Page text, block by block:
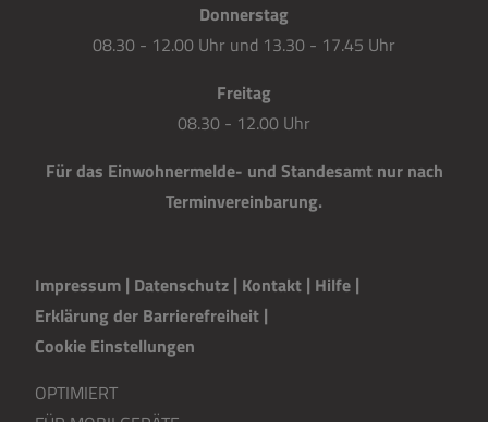
Donnerstag
08.30 - 12.00 Uhr und 13.30 - 17.45 Uhr
Freitag
08.30 - 12.00 Uhr
Für das Einwohnermelde- und Standesamt nur nach
Terminvereinbarung.
Impressum | Datenschutz | Kontakt | Hilfe |
Erklärung der Barrierefreiheit |
Cookie Einstellungen
OPTIMIERT